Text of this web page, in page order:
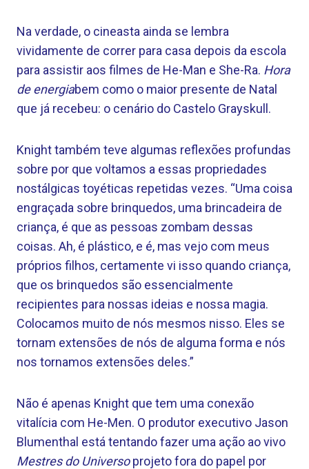
Na verdade, o cineasta ainda se lembra
vividamente de correr para casa depois da escola
para assistir aos filmes de He-Man e She-Ra. Hora
de energiabem como o maior presente de Natal
que já recebeu: o cenário do Castelo Grayskull.
Knight também teve algumas reflexões profundas
sobre por que voltamos a essas propriedades
nostálgicas toyéticas repetidas vezes. “Uma coisa
engraçada sobre brinquedos, uma brincadeira de
criança, é que as pessoas zombam dessas
coisas. Ah, é plástico, e é, mas vejo com meus
próprios filhos, certamente vi isso quando criança,
que os brinquedos são essencialmente
recipientes para nossas ideias e nossa magia.
Colocamos muito de nós mesmos nisso. Eles se
tornam extensões de nós de alguma forma e nós
nos tornamos extensões deles.”
Não é apenas Knight que tem uma conexão
vitalícia com He-Men. O produtor executivo Jason
Blumenthal está tentando fazer uma ação ao vivo
Mestres do Universoprojeto fora do papel por